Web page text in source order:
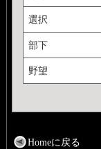
選択
部下
野望
Homeに戻る